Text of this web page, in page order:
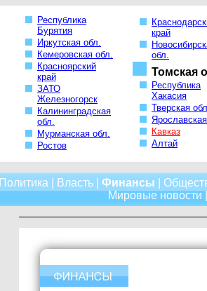
Республика
Бурятия
Иркутская обл.
Кемеровская обл.
Красноярский
край
ЗАТО
Железногорск
Калининградская
обл.
Мурманская обл.
Ростов
край
обл.
Томская
Республика
Хакасия
Тверская
Кавказ
Алтай
Политика Власть| Финансы
Мировые новости